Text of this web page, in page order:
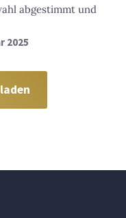
abgestimmt und
2025